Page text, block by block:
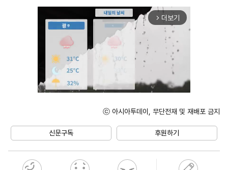
arrow_forward_ios 더보기
ⓒ 아시아투데이, 무단전재 및 재배포 금지
신문구독 후원하기